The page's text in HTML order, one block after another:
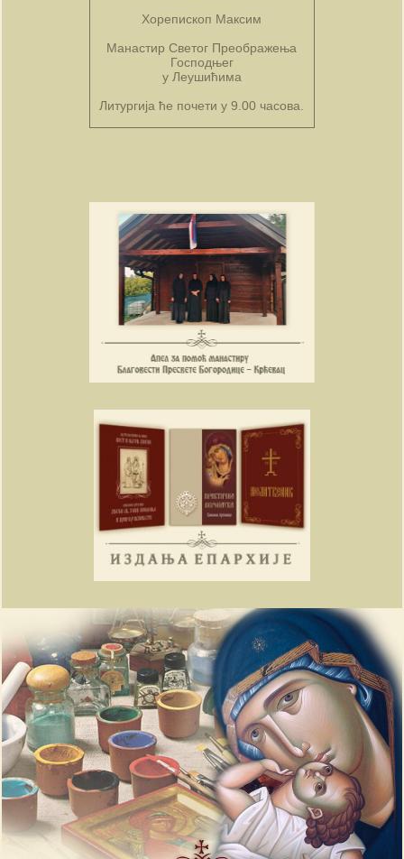
Хорепископ Максим
Манастир Светог Преображења
Господњег
у Леушићима
Литургија ће почети у 9.00 часова.